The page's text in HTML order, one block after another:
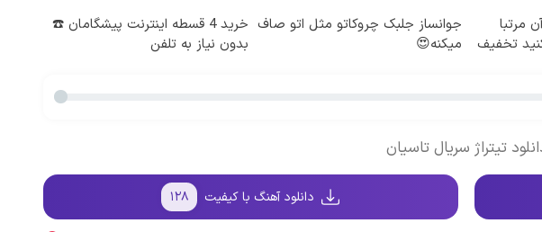
مرتبا
تخفیف
جوانساز جلبک چروکاتو مثل اتو صاف
میکنه😍
خرید 4 قسطه اینترنت پیشگامان ☎️
بدون نیاز به تلفن
تیتراژ سریال تاسیان
دانلود آهنگ با کیفیت ۱۲۸